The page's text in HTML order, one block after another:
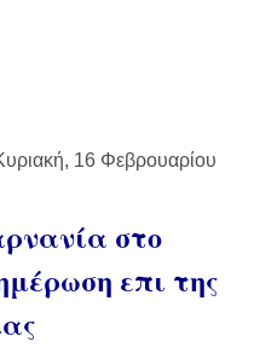
16 Φεβρουαρίου
στο
επι της